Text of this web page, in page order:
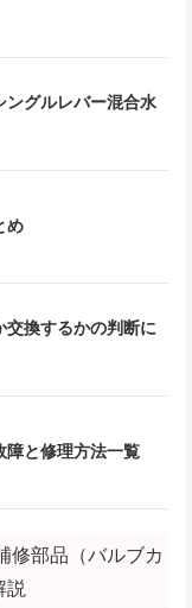
ングルレバー混合水
め
交換するかの判断に
障と修理方法一覧
修部品（バルブカ
説